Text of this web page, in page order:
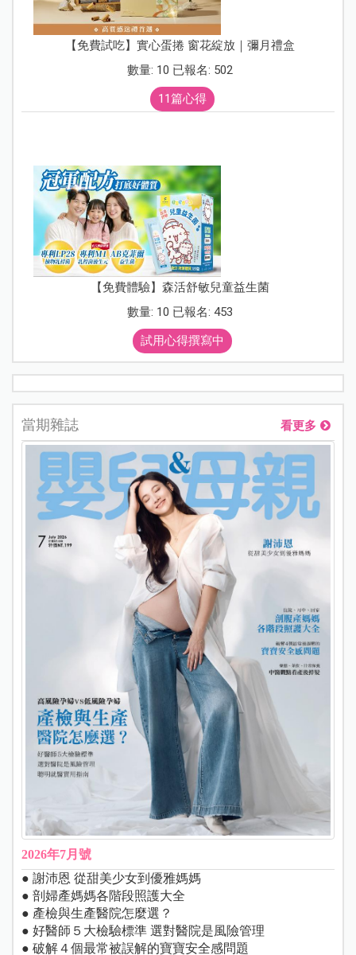
【免費試吃】實心蛋捲 窗花綻放｜彌月禮盒
數量: 10 已報名: 502
11篇心得
【免費體驗】森活舒敏兒童益生菌
數量: 10 已報名: 453
試用心得撰寫中
當期雜誌 看更多
2026年7月號
● 謝沛恩 從甜美少女到優雅媽媽
● 剖婦產媽媽各階段照護大全
● 產檢與生產醫院怎麼選？
● 好醫師５大檢驗標準 選對醫院是風險管理
● 破解４個最常被誤解的寶寶安全感問題